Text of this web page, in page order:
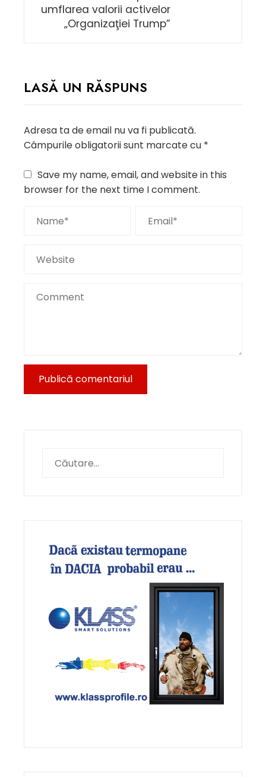
umflarea valorii activelor
„Organizaţiei Trump”
LASĂ UN RĂSPUNS
Adresa ta de email nu va fi publicată.
Câmpurile obligatorii sunt marcate cu *
Save my name, email, and website in this
browser for the next time I comment.
după: